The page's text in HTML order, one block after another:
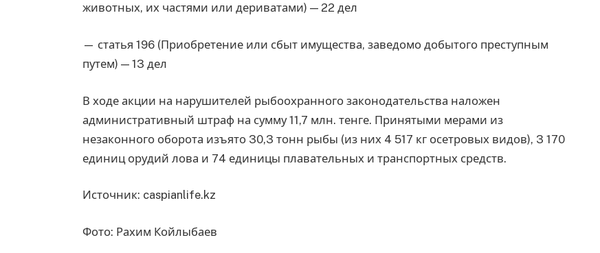
животных, их частями или дериватами) — 22 дел
— статья 196 (Приобретение или сбыт имущества, заведомо добытого преступным
путем) — 13 дел
В ходе акции на нарушителей рыбоохранного законодательства наложен
административный штраф на сумму 11,7 млн. тенге. Принятыми мерами из
незаконного оборота изъято 30,3 тонн рыбы (из них 4 517 кг осетровых видов), 3 170
единиц орудий лова и 74 единицы плавательных и транспортных средств.
Источник: caspianlife.kz
Фото: Рахим Койлыбаев